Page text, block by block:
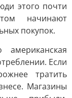
этого почти
начинают
покупок.
Если
тратить
Магазины